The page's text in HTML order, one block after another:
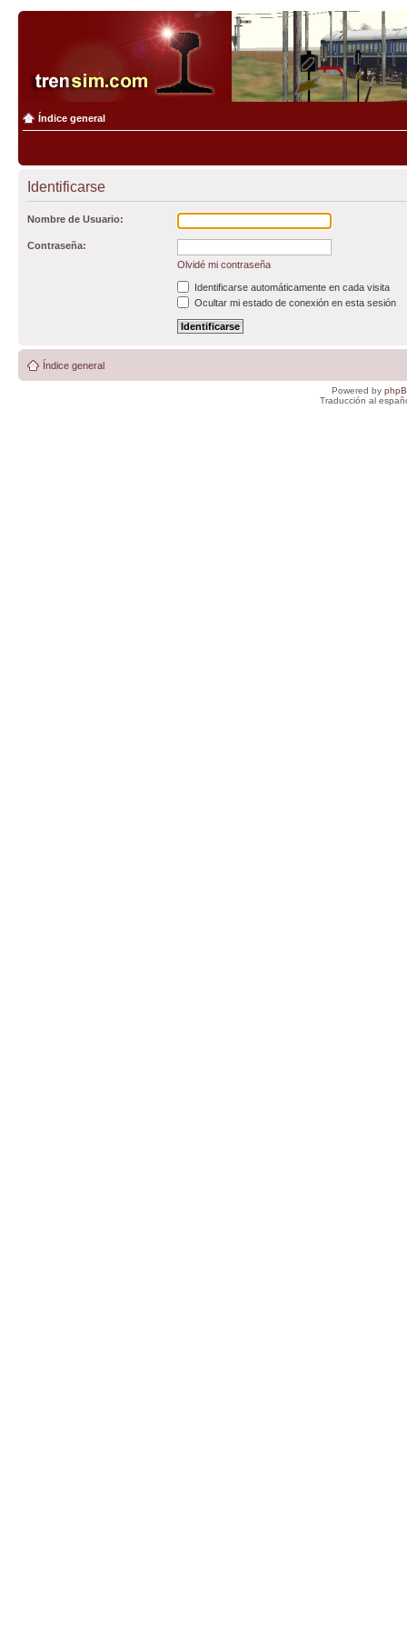
Índice general
Identificarse
Nombre de Usuario:
Contraseña:
Olvidé mi contraseña
Identificarse automáticamente en cada visita
Ocultar mi estado de conexión en esta sesión
Índice general
Powered by
Traducción al